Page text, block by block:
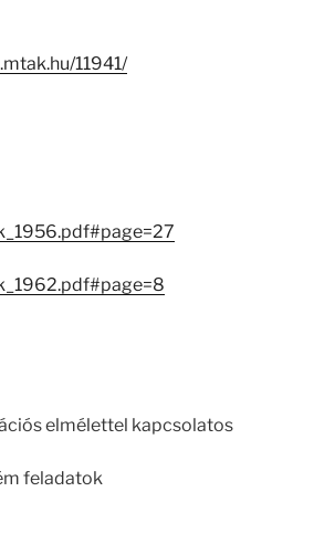
11941/
elmélettel kapcsolatos
feladatok